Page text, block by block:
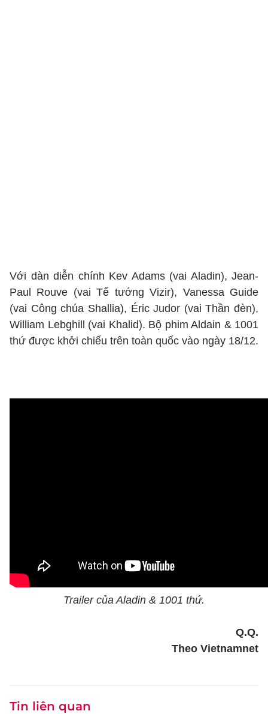
Với dàn diễn chính Kev Adams (vai Aladin), Jean-
Paul Rouve (vai Tể tướng Vizir), Vanessa Guide
(vai Công chúa Shallia), Éric Judor (vai Thần đèn),
William Lebghill (vai Khalid). Bộ phim Aldain & 1001
thứ được khởi chiếu trên toàn quốc vào ngày 18/12.
Trailer của Aladin & 1001 thứ.
Q.Q.
Theo Vietnamnet
Tin liên quan